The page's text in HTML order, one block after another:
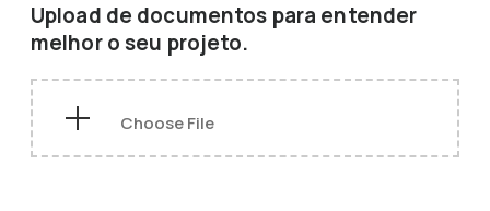
Upload de documentos para entender
melhor o seu projeto.